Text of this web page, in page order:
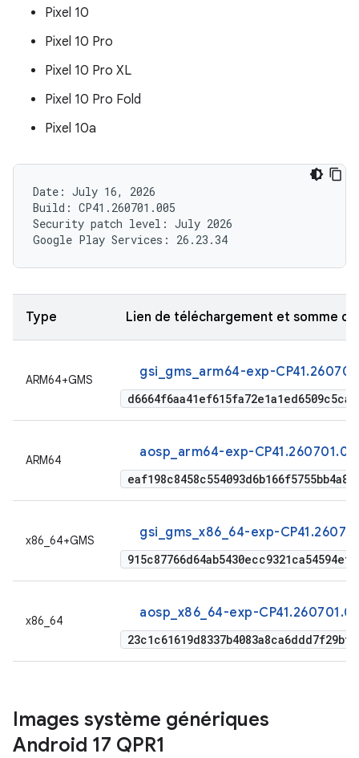
Pixel 10
Pixel 10 Pro
Pixel 10 Pro XL
Pixel 10 Pro Fold
Pixel 10a
Date: July 16, 2026
Build: CP41.260701.005
Security patch level: July 2026
Type Lien de téléchargement et somme
ARM64+GMS gsi_gms_arm64-exp-
ARM64 aosp_arm64-exp-
x86_64+GMS gsi_gms_x86_64-exp-
x86_64 aosp_x86_64-exp-
Images système génériques
Android 17 QPR1